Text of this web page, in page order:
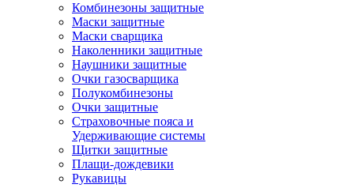
Комбинезоны защитные
Маски защитные
Маски сварщика
Наколенники защитные
Наушники защитные
Очки газосварщика
Полукомбинезоны
Очки защитные
Страховочные пояса и
Удерживающие системы
Щитки защитные
Плащи-дождевики
Рукавицы